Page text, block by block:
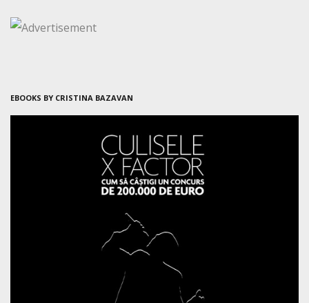
EBOOKS BY CRISTINA BAZAVAN